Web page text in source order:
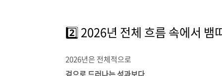
2️⃣ 2026년 전체 흐름 속에서 뱀
2026년은 전체적으로